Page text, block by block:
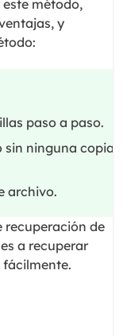
método,
y
paso a paso.
sin ninguna copia
archivo.
recuperación de
a recuperar